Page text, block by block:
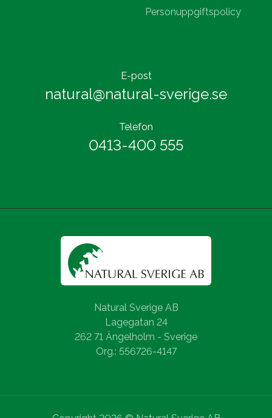
Personuppgiftspolicy
E-post
natural@natural-sverige.se
Telefon
0413-400 555
Natural Sverige AB
Lagegatan 24
262 71 Ängelholm - Sverige
Org.: 556726-4147